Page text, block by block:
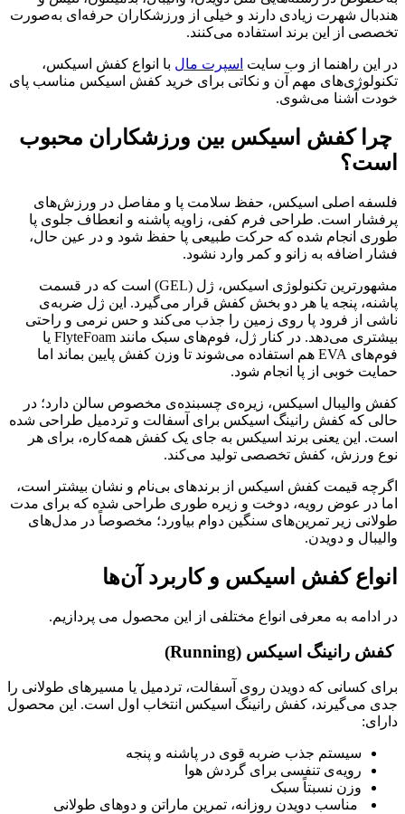
هندبال شهرت زیادی دارند و خیلی از ورزشکاران حرفه‌ای به‌صورت
تخصصی از این برند استفاده می‌کنند.
در این راهنما از وب سایت اسپرت مال با انواع کفش اسیکس،
تکنولوژی‌های مهم آن و نکاتی برای خرید کفش اسیکس مناسب پای
خودت آشنا می‌شوی.
چرا کفش اسیکس بین ورزشکاران محبوب
است؟
فلسفه اصلی اسیکس، حفظ سلامت پا و مفاصل در ورزش‌های
پرفشار است. طراحی فرم کفی، زاویه پاشنه و انعطاف جلوی پا
طوری انجام شده که حرکت طبیعی پا حفظ شود و در عین حال،
فشار اضافه به زانو و کمر وارد نشود.
مشهورترین تکنولوژی اسیکس، ژل (GEL) است که در قسمت
پاشنه، پنجه یا هر دو بخش کفش قرار می‌گیرد. این ژل ضربه‌ی
ناشی از فرود پا روی زمین را جذب می‌کند و حس نرمی و راحتی
بیشتری می‌دهد. در کنار ژل، فوم‌های سبک مانند FlyteFoam یا
فوم‌های EVA هم استفاده می‌شوند تا وزن کفش پایین بماند اما
حمایت خوبی از پا انجام شود.
کفش والیبال اسیکس، زیره‌ی چسبنده‌ی مخصوص سالن دارد؛ در
حالی‌ که کفش رانینگ اسیکس برای آسفالت و تردمیل طراحی شده
است. این یعنی برند اسیکس به جای یک کفش همه‌کاره، برای هر
نوع ورزش، کفش تخصصی تولید می‌کند.
اگرچه قیمت کفش اسیکس از برندهای بی‌نام و نشان بیشتر است،
اما در عوض رویه، دوخت و زیره طوری طراحی شده که برای مدت
طولانی زیر تمرین‌های سنگین دوام بیاورد؛ مخصوصاً در مدل‌های
والیبال و دویدن.
انواع کفش اسیکس و کاربرد آن‌ها
در ادامه به معرفی انواع مختلفی از این محصول می پردازیم.
کفش رانینگ اسیکس (Running)
برای کسانی که دویدن روی آسفالت، تردمیل یا مسیرهای طولانی را
جدی می‌گیرند، کفش رانینگ اسیکس انتخاب اول است. این محصول
دارای:
سیستم جذب ضربه قوی در پاشنه و پنجه
رویه‌ی تنفسی برای گردش هوا
وزن نسبتاً سبک
مناسب دویدن روزانه، تمرین ماراتن و دوهای طولانی